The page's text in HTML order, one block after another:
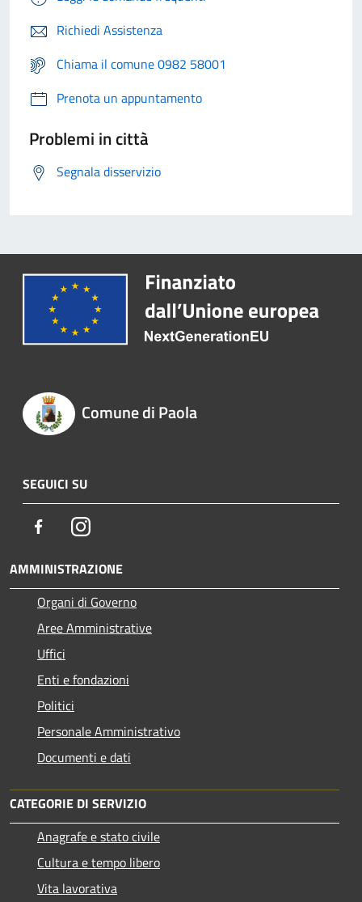
Richiedi Assistenza
Chiama il comune 0982 58001
Prenota un appuntamento
Problemi in città
Segnala disservizio
Comune di Paola
SEGUICI SU
FacebookInstagram
AMMINISTRAZIONE
Organi di Governo
Aree Amministrative
Uffici
Enti e fondazioni
Politici
Personale Amministrativo
Documenti e dati
CATEGORIE DI SERVIZIO
Anagrafe e stato civile
Cultura e tempo libero
Vita lavorativa